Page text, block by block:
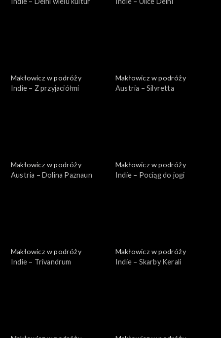
Makłowicz w podróży
Indie – Z przyjaciółmi
Makłowicz w podróży
Austria – Silvretta
Makłowicz w podróży
Austria – Dolina Paznaun
Makłowicz w podróży
Indie – Pociąg do jogi
Makłowicz w podróży
Indie – Trivandrum
Makłowicz w podróży
Indie – Skarby Kerali